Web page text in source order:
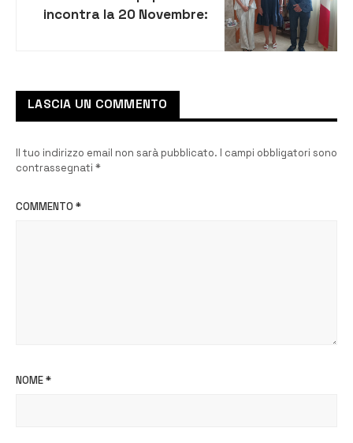
incontra la 20 Novembre:
LASCIA UN COMMENTO
Il tuo indirizzo email non sarà pubblicato. I campi obbligatori sono
contrassegnati *
COMMENTO *
NOME*